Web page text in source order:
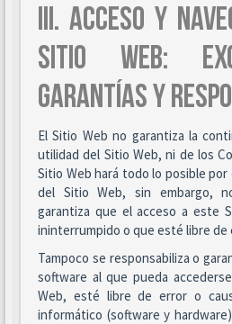
III. ACCESO Y
SITIO WEB:
GARANTÍAS Y
El Sitio Web no garantiza la
utilidad del Sitio Web, ni de los
Sitio Web hará todo lo posible
del Sitio Web, sin embargo,
garantiza que el acceso a este
ininterrumpido o que esté libre de
Tampoco se responsabiliza o
software al que pueda
Web, esté libre de error o
informático (software y